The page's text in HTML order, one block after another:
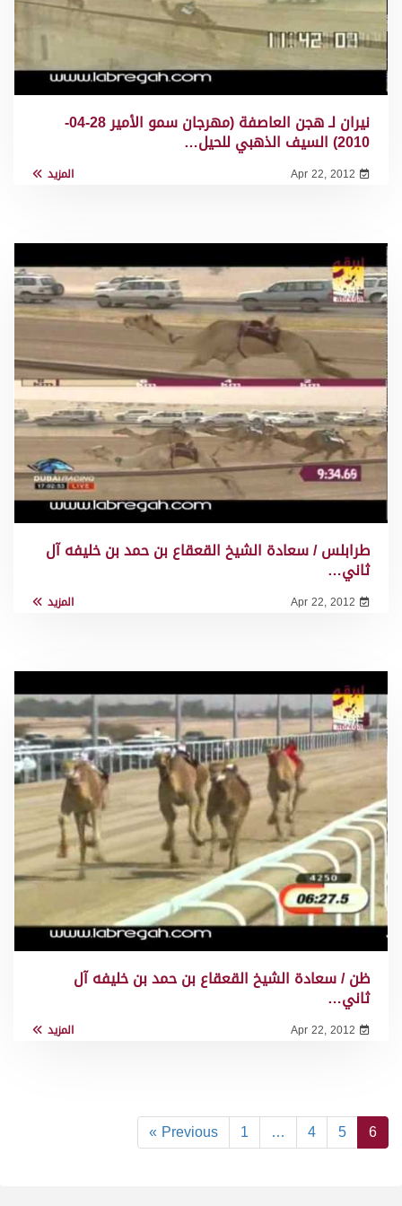
نيران لـ هجن العاصفة (مهرجان سمو الأمير 28-04-
2010) السيف الذهبي للحيل…
Apr 22, 2012 المزيد
طرابلس / سعادة الشيخ القعقاع بن حمد بن خليفه آل
ثاني…
Apr 22, 2012 المزيد
ظن / سعادة الشيخ القعقاع بن حمد بن خليفه آل
ثاني…
Apr 22, 2012 المزيد
« Previous 1 … 4 5 6